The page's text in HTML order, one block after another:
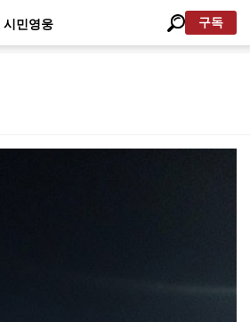
시민영웅 구독